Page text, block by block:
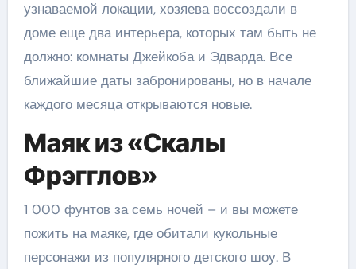
узнаваемой локации, хозяева воссоздали в
доме еще два интерьера, которых там быть не
должно: комнаты Джейкоба и Эдварда. Все
ближайшие даты забронированы, но в начале
каждого месяца открываются новые.
Маяк из «Скалы
Фрэгглов»
1 000 фунтов за семь ночей – и вы можете
пожить на маяке, где обитали кукольные
персонажи из популярного детского шоу. В